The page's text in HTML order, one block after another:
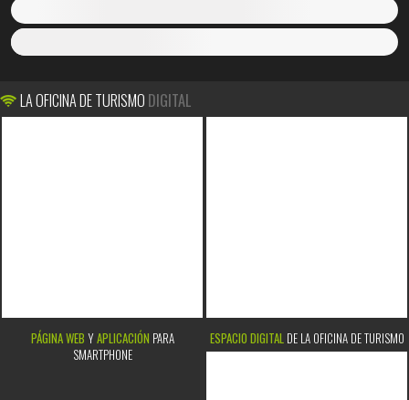
LA OFICINA DE TURISMO DIGITAL
PÁGINA WEB YAPLICACIÓN PARA
SMARTPHONE
ESPACIO DIGITAL DE LA OFICINA DE TURISMO